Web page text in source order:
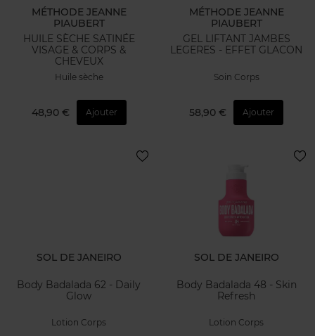
MÉTHODE JEANNE
PIAUBERT
HUILE SÈCHE SATINÉE
VISAGE & CORPS &
CHEVEUX
Huile sèche
48,90 € Ajouter
MÉTHODE JEANNE
PIAUBERT
GEL LIFTANT JAMBES
LEGERES - EFFET GLACON
Soin Corps
58,90 € Ajouter
SOL DE JANEIRO
Body Badalada 62 - Daily
Glow
Lotion Corps
SOL DE JANEIRO
Body Badalada 48 - Skin
Refresh
Lotion Corps